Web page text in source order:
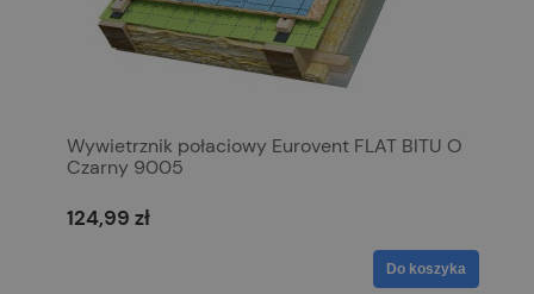
Wywietrznik połaciowy Eurovent FLAT BITU O
Czarny 9005
124,99 zł
Do koszyka